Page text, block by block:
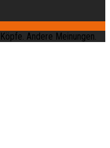
Andere Meinungen.